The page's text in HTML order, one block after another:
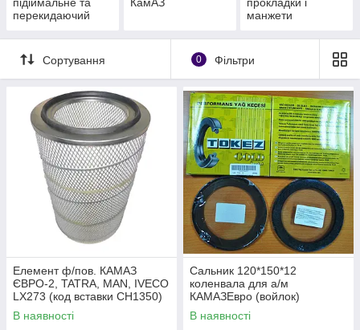
підіймальне та
перекидаючий
КамАЗ
прокладки і
манжети
Сортування 0 Фільтри
Елемент ф/пов. КАМАЗ
ЄВРО-2, TATRA, MAN, IVECO
LX273 (код вставки CH1350)
Висока якість 721.1109560-20
(CH 1225)
В наявності
Сальник 120*150*12
коленвала для а/м
КАМАЗЕвро (войлок)
(TOKEZ-755291#) (7406-
1005160-Т#)
В наявності